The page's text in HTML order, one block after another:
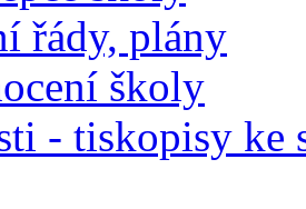
řády, plány
školy
- tiskopisy ke